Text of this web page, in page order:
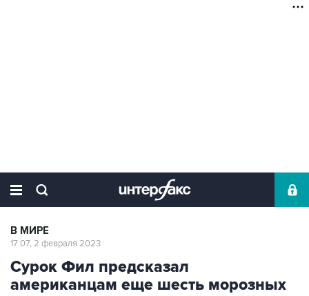
В МИРЕ
17:07, 2 февраля 2023
Сурок Фил предсказал
американцам еще шесть морозных